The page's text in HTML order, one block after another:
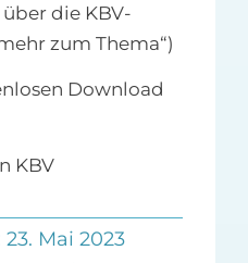
die KBV-
zum Thema“)
Download
KBV
Mai 2023